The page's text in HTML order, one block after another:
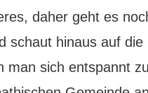
daher geht es
schaut hinaus auf
sich entspannt